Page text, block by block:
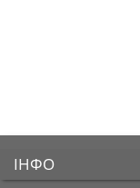
ІНФО